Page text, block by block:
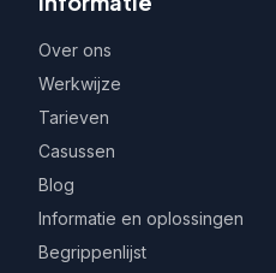
Over ons
Werkwijze
Tarieven
Casussen
Blog
Informatie en oplossingen
Begrippenlijst